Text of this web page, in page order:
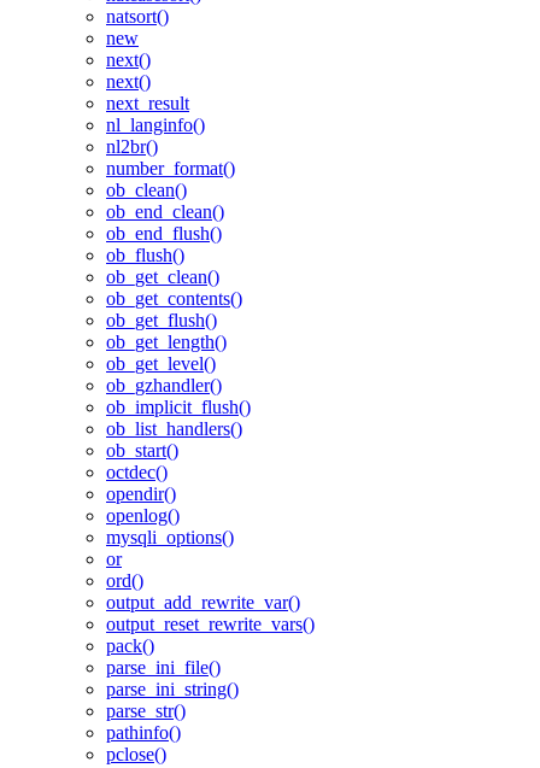
natsort()
new
next()
next()
next_result
nl_langinfo()
nl2br()
number_format()
ob_clean()
ob_end_clean()
ob_end_flush()
ob_flush()
ob_get_clean()
ob_get_contents()
ob_get_flush()
ob_get_length()
ob_get_level()
ob_gzhandler()
ob_implicit_flush()
ob_list_handlers()
ob_start()
octdec()
opendir()
openlog()
mysqli_options()
or
ord()
output_add_rewrite_var()
output_reset_rewrite_vars()
pack()
parse_ini_file()
parse_ini_string()
parse_str()
pathinfo()
pclose()